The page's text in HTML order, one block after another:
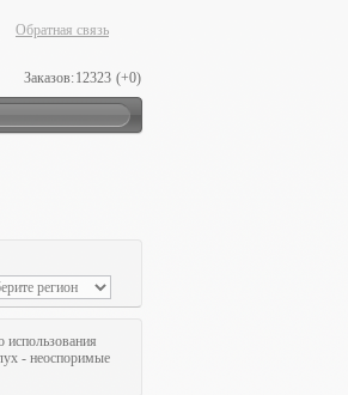
Обратная связь
Заказов:12323 (+0)
использования
- неоспоримые